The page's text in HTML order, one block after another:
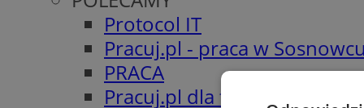
Protocol IT
Pracuj.pl - praca w
PRACA
Pracuj.pl dla firm